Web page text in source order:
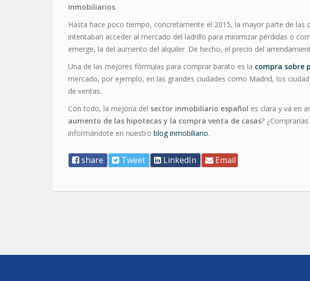
inmobiliarios.
Hasta hace poco tiempo, concretamente el 2015, la mayor parte de las
intentaban acceder al mercado del ladrillo para minimizar pérdidas o
emerge, la del aumento del alquiler. De hecho, el precio del
Una de las mejores fórmulas para comprar barato es la compra sobre
mercado, por ejemplo, en las grandes ciudades como Madrid, los
de ventas.
Con todo, la mejoría del sector inmobiliario español es clara y va en
aumento de las hipotecas y la compra venta de casas?
informándote en nuestro blog inmobiliario.
share Tweet LinkedIn Email